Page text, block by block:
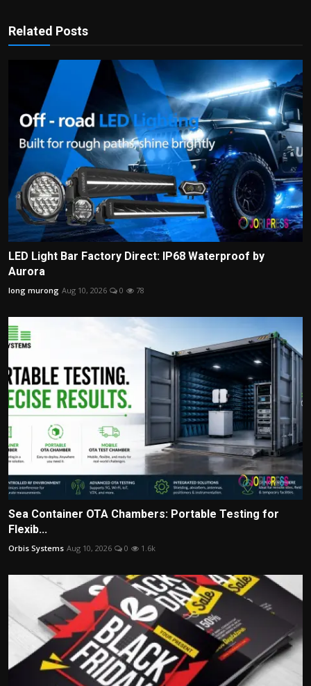
Related Posts
LED Light Bar Factory Direct: IP68 Waterproof by
Aurora
long murong Aug 10, 2026 0 78
Sea Container OTA Chambers: Portable Testing for
Flexib...
Orbis Systems Aug 10, 2026 0 1.6k